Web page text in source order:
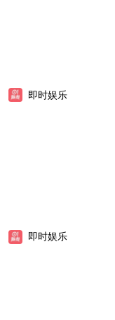
即时娱乐
即时娱乐